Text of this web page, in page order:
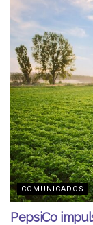
COMUNICADOS
PepsiCo